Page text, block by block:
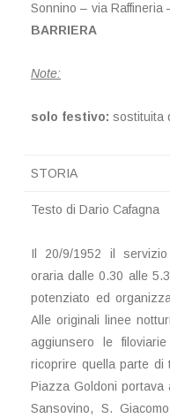
Sonnino – via
BARRIERA
Note:
solo festivo: sostituita
STORIA
Testo di Dario Cafagna
Il 20/9/1952 il servizio
oraria dalle 0.30 alle
potenziato ed
Alle originali linee
aggiunsero le
ricoprire quella parte di
Piazza Goldoni portava
Sansovino, S.